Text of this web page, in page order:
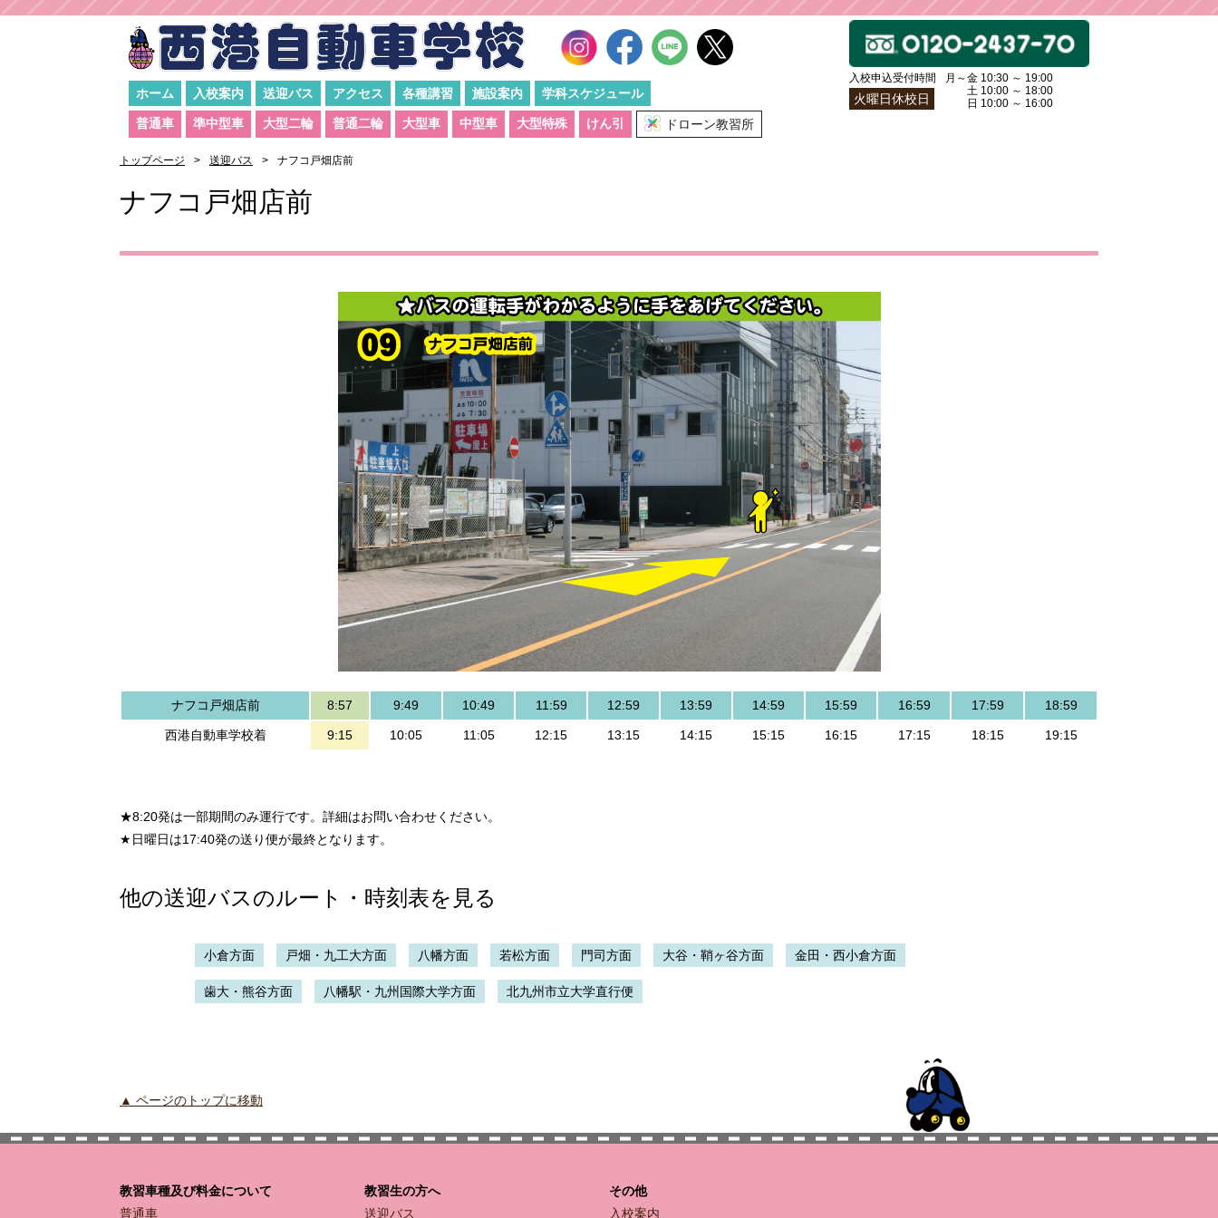
ホーム 入校案内 送迎バス アクセス 各種講習 施設案内 学科スケジュール
普通車 準中型車 大型二輪 普通二輪 大型車 中型車 大型特殊 けん引 ドローン教習所
入校申込受付時間
月～金 10:30 ～ 19:00
土 10:00 ～ 18:00
日 10:00 ～ 16:00
火曜日休校日
トップページ 送迎バス ナフコ戸畑店前
ナフコ戸畑店前
ナフコ戸畑店前 8:57 9:49 10:49 11:59 12:59 13:59 14:59 15:59 16:59 17:59 18:59
西港自動車学校着 9:15 10:05 11:05 12:15 13:15 14:15 15:15 16:15 17:15 18:15 19:15
★8:20発は一部期間のみ運行です。詳細はお問い合わせください。
★日曜日は17:40発の送り便が最終となります。
他の送迎バスのルート・時刻表を見る
小倉方面 戸畑・九工大方面 八幡方面 若松方面 門司方面 大谷・鞘ヶ谷方面 金田・西小倉方面
歯大・熊谷方面 八幡駅・九州国際大学方面 北九州市立大学直行便
▲ ページのトップに移動
教習車種及び料金について
普通車
教習生の方へ
送迎バス
その他
入校案内